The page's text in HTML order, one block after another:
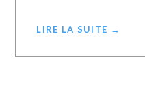
LIRE LA SUITE →